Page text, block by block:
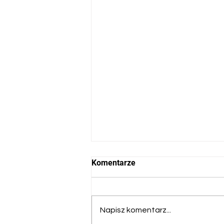
Dzień Matki i Ojca
Komentarze
Napisz komentarz...